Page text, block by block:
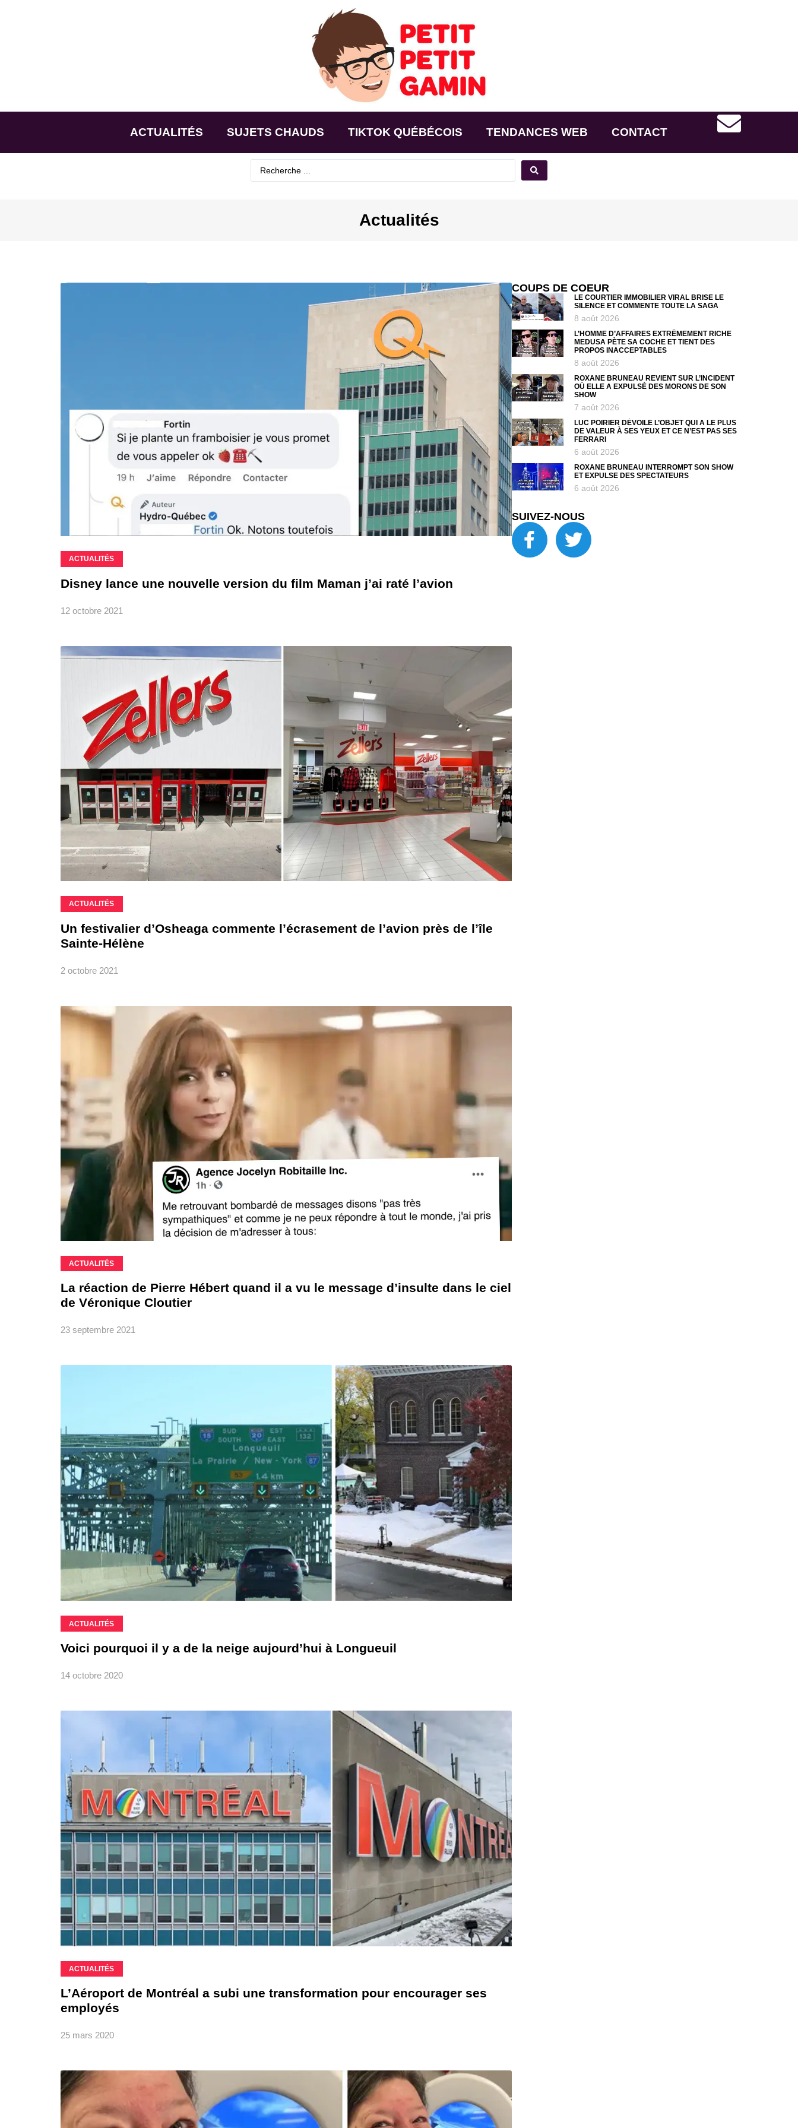
ACTUALITÉS SUJETS CHAUDS TIKTOK QUÉBÉCOIS TENDANCES WEB CONTACT
Actualités
ACTUALITÉS
Disney lance une nouvelle version du film Maman j’ai raté l’avion
12 octobre 2021
ACTUALITÉS
Un festivalier d’Osheaga commente l’écrasement de l’avion près de l’île
Sainte-Hélène
2 octobre 2021
ACTUALITÉS
La réaction de Pierre Hébert quand il a vu le message d’insulte dans le ciel
de Véronique Cloutier
23 septembre 2021
ACTUALITÉS
Voici pourquoi il y a de la neige aujourd’hui à Longueuil
14 octobre 2020
ACTUALITÉS
L’Aéroport de Montréal a subi une transformation pour encourager ses
employés
25 mars 2020
COUPS DE COEUR
LE COURTIER IMMOBILIER VIRAL BRISE LE
SILENCE ET COMMENTE TOUTE LA SAGA
8 août 2026
L’HOMME D’AFFAIRES EXTRÊMEMENT RICHE
MEDUSA PÈTE SA COCHE ET TIENT DES
PROPOS INACCEPTABLES
8 août 2026
ROXANE BRUNEAU REVIENT SUR L’INCIDENT
OÙ ELLE A EXPULSÉ DES MORONS DE SON
SHOW
7 août 2026
LUC POIRIER DÉVOILE L’OBJET QUI A LE PLUS
DE VALEUR À SES YEUX ET CE N’EST PAS SES
FERRARI
6 août 2026
ROXANE BRUNEAU INTERROMPT SON SHOW
ET EXPULSE DES SPECTATEURS
6 août 2026
SUIVEZ-NOUS